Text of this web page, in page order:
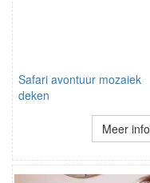
Safari avontuur mozaiek
deken
Meer info